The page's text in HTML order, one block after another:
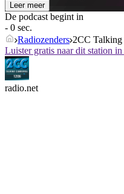
Leer meer
De podcast begint in
- 0 sec.
Radiozenders 2CC
Luister gratis naar dit station in
radio.net